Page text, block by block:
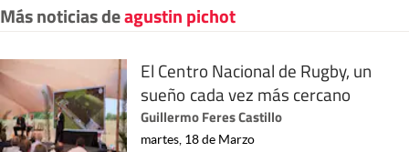
Más noticias deagustin pichot
El Centro Nacional de Rugby, un
sueño cada vez más cercano
Guillermo Feres Castillo
martes, 18 de Marzo